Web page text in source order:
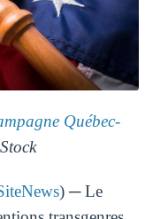
Québec-
) ─ Le